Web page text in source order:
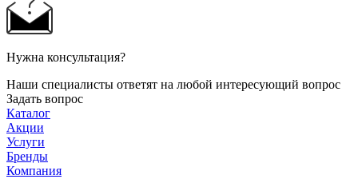
Нужна консультация?
Наши специалисты ответят на любой интересующий вопрос
Задать вопрос
Каталог
Акции
Услуги
Бренды
Компания